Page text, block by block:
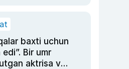
baxti uchun
Bir umr
aktrisa va